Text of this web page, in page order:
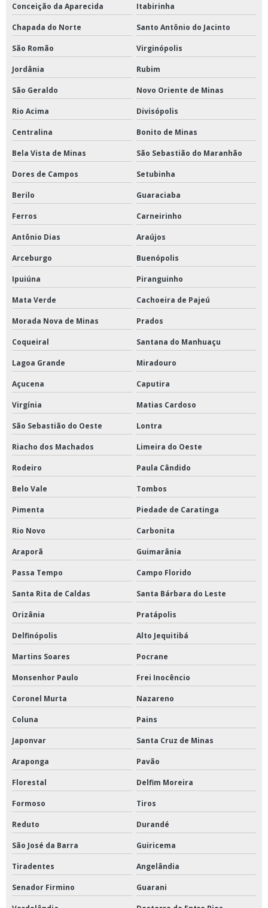
Conceição da Aparecida Itabirinha
Chapada do Norte Santo Antônio do Jacinto
São Romão Virginópolis
Jordânia Rubim
São Geraldo Novo Oriente de Minas
Rio Acima Divisópolis
Centralina Bonito de Minas
Bela Vista de Minas São Sebastião do Maranhão
Dores de Campos Setubinha
Berilo Guaraciaba
Ferros Carneirinho
Antônio Dias Araújos
Arceburgo Buenópolis
Ipuiúna Piranguinho
Mata Verde Cachoeira de Pajeú
Morada Nova de Minas Prados
Coqueiral Santana do Manhuaçu
Lagoa Grande Miradouro
Açucena Caputira
Virgínia Matias Cardoso
São Sebastião do Oeste Lontra
Riacho dos Machados Limeira do Oeste
Rodeiro Paula Cândido
Belo Vale Tombos
Pimenta Piedade de Caratinga
Rio Novo Carbonita
Araporã Guimarânia
Passa Tempo Campo Florido
Santa Rita de Caldas Santa Bárbara do Leste
Orizânia Pratápolis
Delfinópolis Alto Jequitibá
Martins Soares Pocrane
Monsenhor Paulo Frei Inocêncio
Coronel Murta Nazareno
Coluna Pains
Japonvar Santa Cruz de Minas
Araponga Pavão
Florestal Delfim Moreira
Formoso Tiros
Reduto Durandé
São José da Barra Guiricema
Tiradentes Angelândia
Senador Firmino Guarani